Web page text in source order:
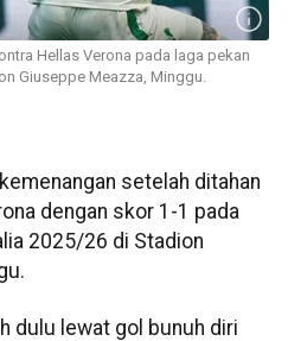
Hellas Verona pada laga pekan
Giuseppe Meazza, Minggu.
setelah ditahan
dengan skor 1-1 pada
2025/26 di Stadion
dulu lewat gol bunuh diri